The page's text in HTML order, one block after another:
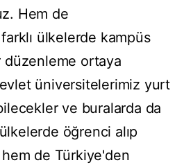
Hem de
ülkelerde kampüs
düzenleme ortaya
üniversitelerimiz yurt
ve buralarda da
öğrenci alıp
de Türkiye'den